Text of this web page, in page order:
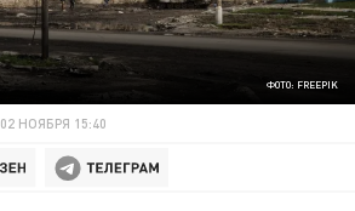
ФОТО: FREEPIK
02 НОЯБРЯ 15:40